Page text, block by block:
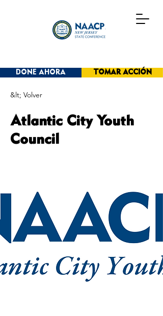
DONE AHORA TOMAR ACCIÓN
&lt; Volver
Atlantic City Youth
Council